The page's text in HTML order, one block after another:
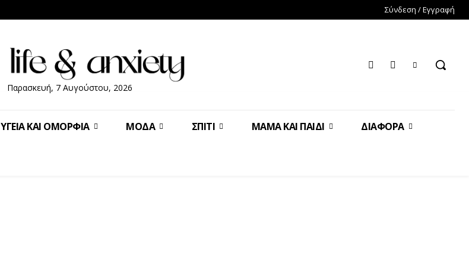
Σύνδεση / Εγγραφή
Παρασκευή, 7 Αυγούστου, 2026
ΥΓΕΊΑ ΚΑΙ ΟΜΟΡΦΙΆ ΜΌΔΑ ΣΠΊΤΙ ΜΑΜΆ ΚΑΙ ΠΑΙΔΊ ΔΙΆΦΟΡΑ